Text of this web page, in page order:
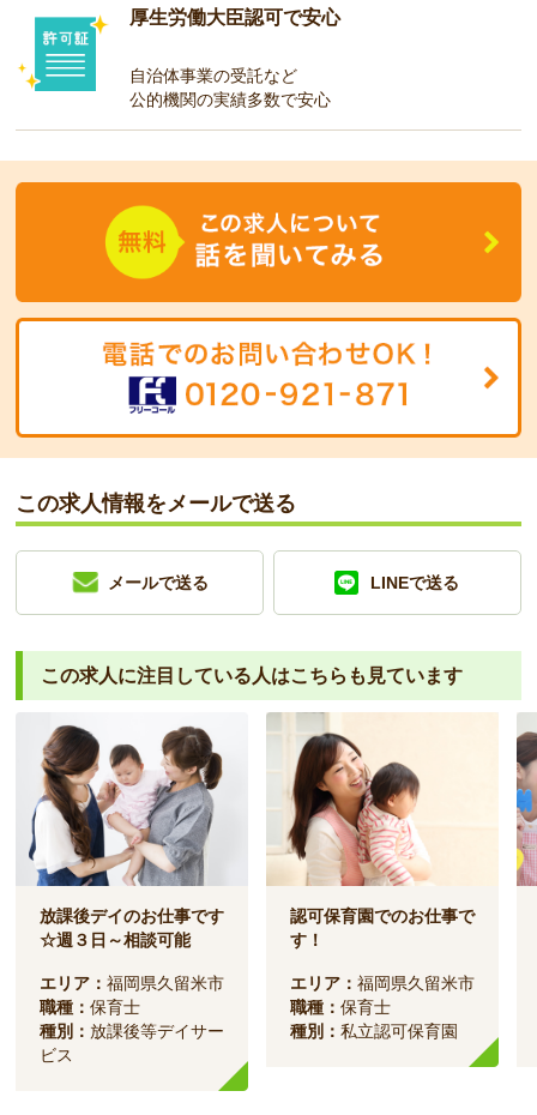
厚生労働大臣認可で安心
自治体事業の受託など
公的機関の実績多数で安心
この求人情報をメールで送る
メールで送る LINEで送る
この求人に注目している人はこちらも見ています
放課後デイのお仕事です
☆週３日～相談可能
エリア：福岡県久留米市
職種：保育士
種別：放課後等デイサー
ビス
認可保育園でのお仕事で
す！
エリア：福岡県久留米市
職種：保育士
種別：私立認可保育園